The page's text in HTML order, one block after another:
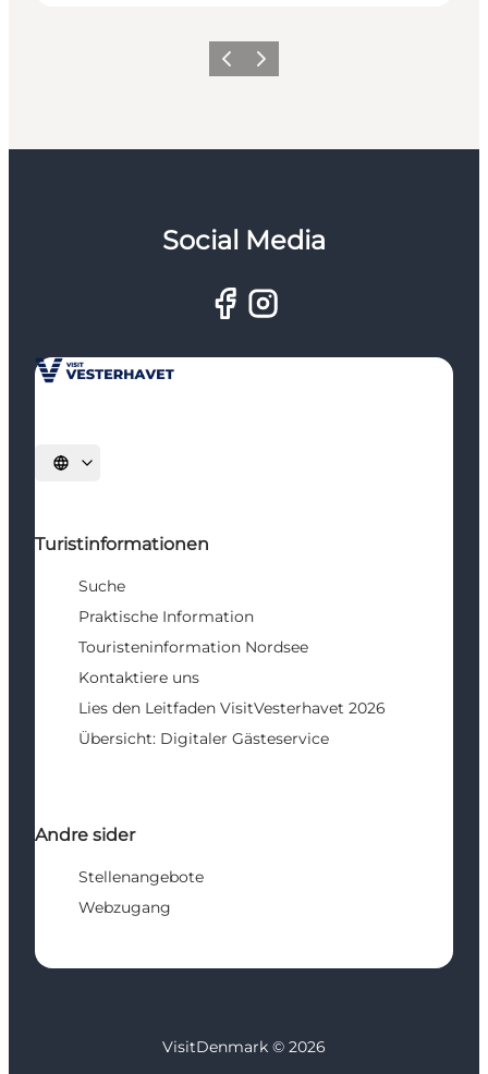
ZurückWeiter
Social Media
Sprache auswählen
Turistinformationen
Suche
Praktische Information
Touristeninformation Nordsee
Kontaktiere uns
Lies den Leitfaden VisitVesterhavet 2026
Übersicht: Digitaler Gästeservice
Andre sider
Stellenangebote
Webzugang
VisitDenmark © 2026